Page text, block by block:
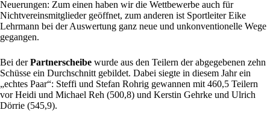
Neuerungen: Zum einen haben wir die Wettbewerbe auch für
Nichtvereinsmitglieder geöffnet, zum anderen ist Sportleiter Eike
Lehrmann bei der Auswertung ganz neue und unkonventionelle Wege
gegangen.
Bei derPartnerscheibe wurde aus den Teilern der abgegebenen zehn
Schüsse ein Durchschnitt gebildet. Dabei siegte in diesem Jahr ein
„echtes Paar“: Steffi und Stefan Rohrig gewannen mit 460,5 Teilern
vor Heidi und Michael Reh (500,8) und Kerstin Gehrke und Ulrich
Dörrie (545,9).